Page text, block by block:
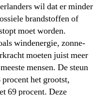
wil dat er minder
brandstoffen of
moet worden.
windenergie, zonne-
moeten juist meer
mensen. De steun
het grootst,
69 procent. Deze